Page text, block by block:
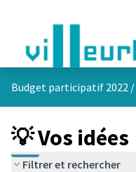
Budget participatif 2022 /
💡 Vos idées
Filtrer et rechercher